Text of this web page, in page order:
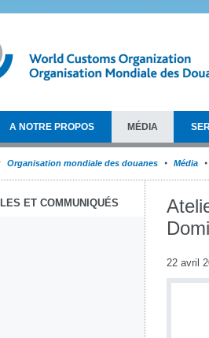
A NOTRE PROPOS MÉDIA
Organisation mondiale des douanes Média
ET COMMUNIQUÉS
22 avril